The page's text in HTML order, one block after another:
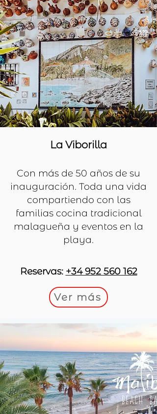
La Viborilla
Con más de 50 años de su
inauguración. Toda una vida
compartiendo con las
familias cocina tradicional
malagueña y eventos en la
playa.
Reservas: +34 952 560 162
Ver más